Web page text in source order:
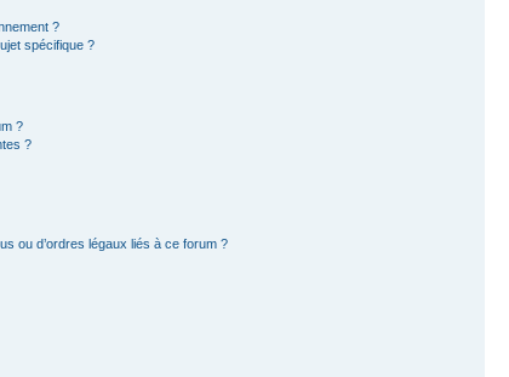
?
spécifique ?
?
?
ou d’ordres légaux liés à ce forum ?